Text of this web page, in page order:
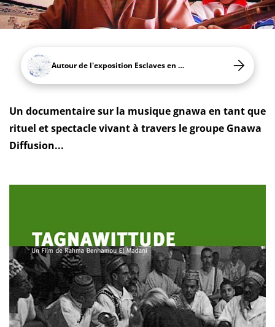
Autour de l'exposition Esclaves en Méditerranée
Un documentaire sur la musique gnawa en tant que
rituel et spectacle vivant à travers le groupe Gnawa
Diffusion...